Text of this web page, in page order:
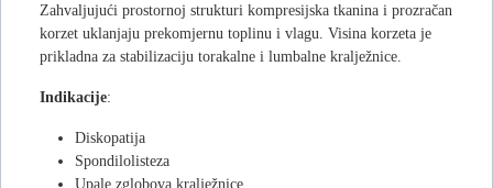
Zahvaljujući prostornoj strukturi kompresijska tkanina i prozračan
korzet uklanjaju prekomjernu toplinu i vlagu. Visina korzeta je
prikladna za stabilizaciju torakalne i lumbalne kralježnice.
Indikacije:
Diskopatija
Spondilolisteza
Upale zglobova kralježnice